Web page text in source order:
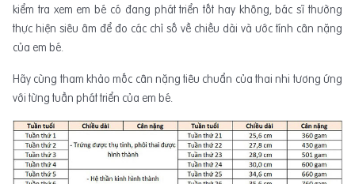
kiểm tra xem em bé có đang phát triển tốt hay không, bác sĩ thường
thực hiện siêu âm để đo các chỉ số về chiều dài và ước tính cân nặng
của em bé.
Hãy cùng tham khảo mốc cân nặng tiêu chuẩn của thai nhi tương ứng
với từng tuần phát triển của em bé.